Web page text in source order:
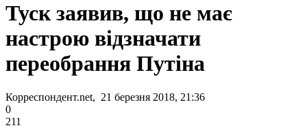
Туск заявив, що не має
настрою відзначати
переобрання Путіна
Корреспондент.net, 21 березня 2018, 21:36
0
211